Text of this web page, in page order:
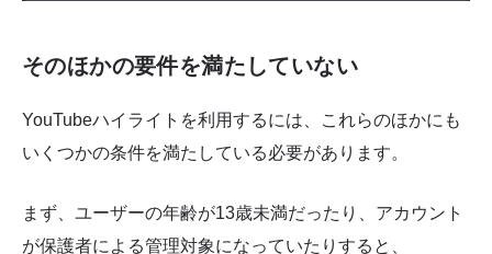
そのほかの要件を満たしていない
YouTubeハイライトを利用するには、これらのほかにも
いくつかの条件を満たしている必要があります。
まず、ユーザーの年齢が13歳未満だったり、アカウント
が保護者による管理対象になっていたりすると、